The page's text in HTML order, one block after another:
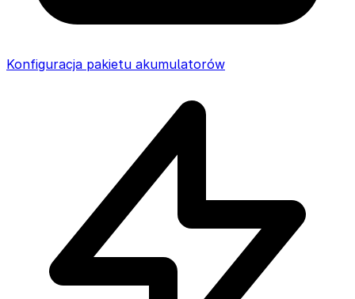
Konfiguracja pakietu akumulatorów